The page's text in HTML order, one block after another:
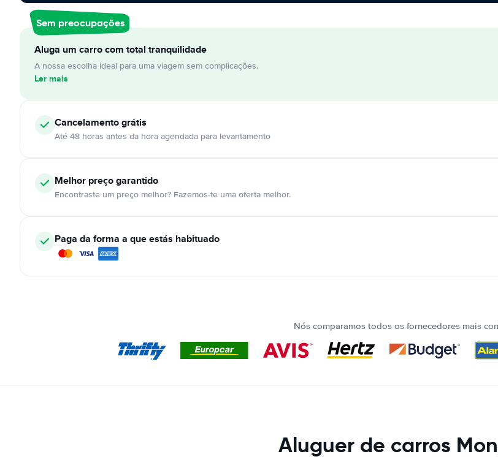
Sem preocupações
Aluga um carro com total tranquilidade
A nossa escolha ideal para uma viagem sem complicações.
Ler mais
Cancelamentográtis
Até 48 horas antes da hora agendada para levantamento
Melhor preço garantido
Encontraste um preço melhor? Fazemos-te uma oferta melhor.
Paga da forma a que estás habituado
Nós comparamos todos os fornecedores mais
Aluguer de carros